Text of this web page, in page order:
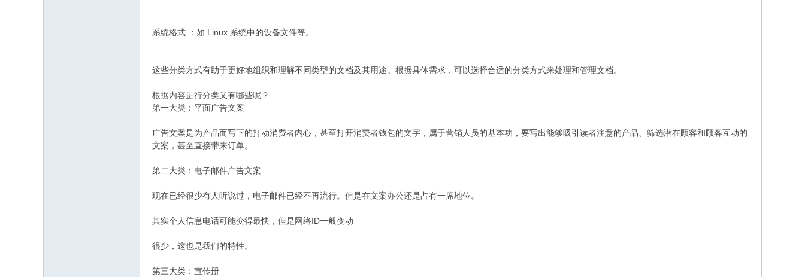
系统格式 ：如 Linux 系统中的设备文件等。
这些分类方式有助于更好地组织和理解不同类型的文档及其用途。根据具体需求，可以选择合适的分类方式来处理和管理文档。
根据内容进行分类又有哪些呢？
第一大类：平面广告文案
广告文案是为产品而写下的打动消费者内心，甚至打开消费者钱包的文字，属于营销人员的基本功，要写出能够吸引读者注意的产品、筛选潜在顾客和顾客互动的
文案，甚至直接带来订单。
第二大类：电子邮件广告文案
现在已经很少有人听说过，电子邮件已经不再流行。但是在文案办公还是占有一席地位。
其实个人信息电话可能变得最快，但是网络ID一般变动
很少，这也是我们的特性。
第三大类：宣传册